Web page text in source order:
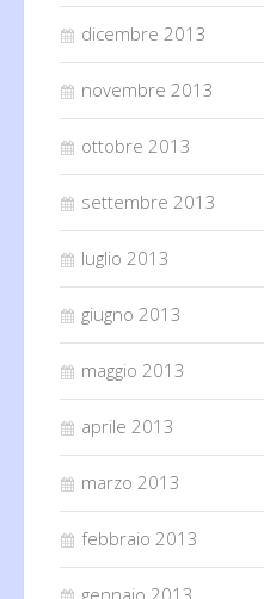
dicembre 2013
novembre 2013
ottobre 2013
settembre 2013
luglio 2013
giugno 2013
maggio 2013
aprile 2013
marzo 2013
febbraio 2013
gennaio 2013